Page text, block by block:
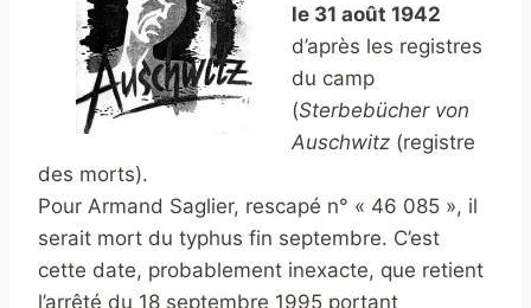
le 31 août 1942
d’après les registres
du camp
(Sterbebücher von
Auschwitz (registre
des morts).
Pour Armand Saglier, rescapé n° « 46 085 », il
serait mort du typhus fin septembre. C’est
cette date, probablement inexacte, que retient
l’arrêté du 18 septembre 1995 portant